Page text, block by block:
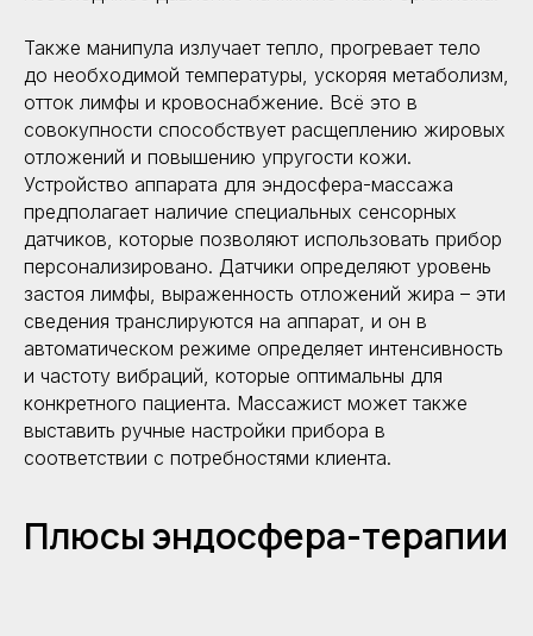
Также манипула излучает тепло, прогревает тело
до необходимой температуры, ускоряя метаболизм,
отток лимфы и кровоснабжение. Всё это в
совокупности способствует расщеплению жировых
отложений и повышению упругости кожи.
Устройство аппарата для эндосфера-массажа
предполагает наличие специальных сенсорных
датчиков, которые позволяют использовать прибор
персонализировано. Датчики определяют уровень
застоя лимфы, выраженность отложений жира – эти
сведения транслируются на аппарат, и он в
автоматическом режиме определяет интенсивность
и частоту вибраций, которые оптимальны для
конкретного пациента. Массажист может также
выставить ручные настройки прибора в
соответствии с потребностями клиента.
Плюсы эндосфера-терапии